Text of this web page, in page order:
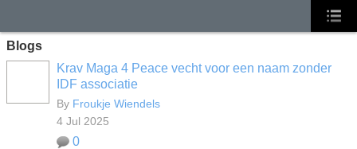
Blogs
Krav Maga 4 Peace vecht voor een naam zonder
IDF associatie
By Froukje Wiendels
4 Jul 2025
0